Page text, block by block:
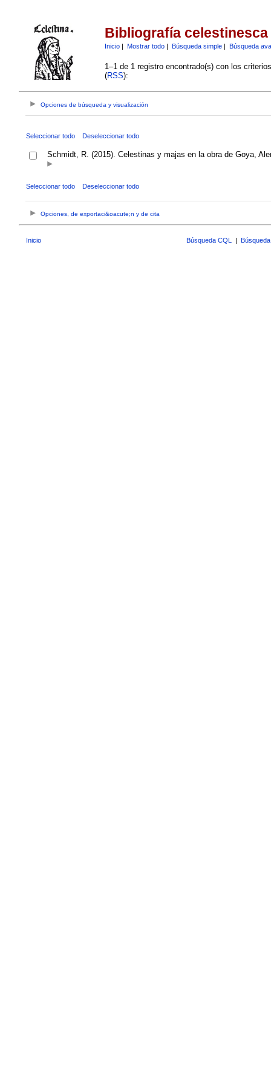
Bibliografía celestinesca
Inicio| Mostrar todo| Búsqueda simple| Búsqueda
1–1 de 1 registro encontrado(s) con los
(RSS):
Opciones de búsqueda y visualización
Seleccionar todo Deseleccionar todo
Schmidt, R. (2015). Celestinas y majas en la obra de Goya,
Seleccionar todo Deseleccionar todo
Opciones, de exportaci&oacute;n y de cita
Inicio Búsqueda CQL |